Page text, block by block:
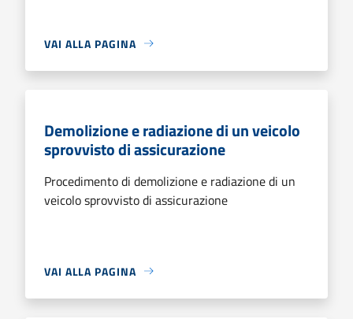
VAI ALLA PAGINA
Demolizione e radiazione di un veicolo
sprovvisto di assicurazione
Procedimento di demolizione e radiazione di un
veicolo sprovvisto di assicurazione
VAI ALLA PAGINA